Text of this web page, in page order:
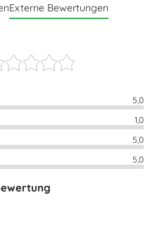
Externe Bewertungen
5,0
1,0
5,0
5,0